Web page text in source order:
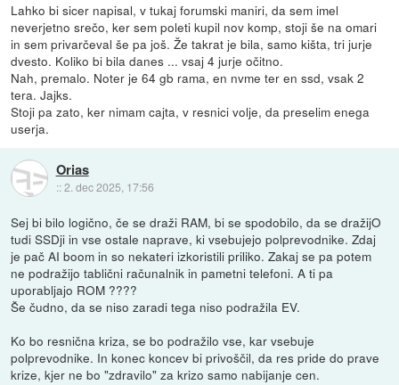
Lahko bi sicer napisal, v tukaj forumski maniri, da sem imel
neverjetno srečo, ker sem poleti kupil nov komp, stoji še na omari
in sem privarčeval še pa još. Že takrat je bila, samo kišta, tri jurje
dvesto. Koliko bi bila danes ... vsaj 4 jurje očitno.
Nah, premalo. Noter je 64 gb rama, en nvme ter en ssd, vsak 2
tera. Jajks.
Stoji pa zato, ker nimam cajta, v resnici volje, da preselim enega
userja.
Orias
::2. dec 2025, 17:56
Sej bi bilo logično, če se draži RAM, bi se spodobilo, da se dražijO
tudi SSDji in vse ostale naprave, ki vsebujejo polprevodnike. Zdaj
je pač AI boom in so nekateri izkoristili priliko. Zakaj se pa potem
ne podražijo tablični računalnik in pametni telefoni. A ti pa
uporabljajo ROM ????
Še čudno, da se niso zaradi tega niso podražila EV.
Ko bo resnična kriza, se bo podražilo vse, kar vsebuje
polprevodnike. In konec koncev bi privoščil, da res pride do prave
krize, kjer ne bo "zdravilo" za krizo samo nabijanje cen.